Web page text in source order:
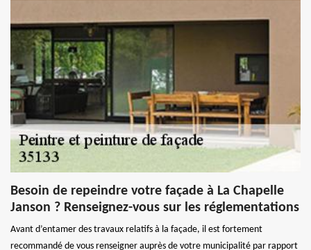
Besoin de repeindre votre façade à La Chapelle
Janson ? Renseignez-vous sur les réglementations
Avant d’entamer des travaux relatifs à la façade, il est fortement
recommandé de vous renseigner auprès de votre municipalité par rapport